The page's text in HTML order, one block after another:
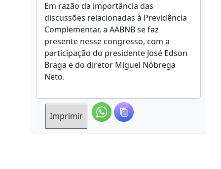
Em razão da importância das
discussões relacionadas à Previdência
Complementar, a AABNB se faz
presente nesse congresso, com a
participação do presidente José Edson
Braga e do diretor Miguel Nóbrega
Neto.
Imprimir